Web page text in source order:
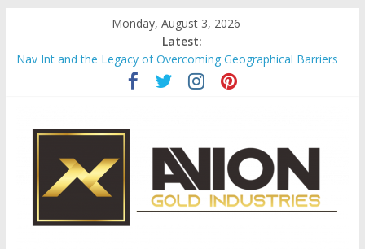
content
Monday, August 3, 2026
Latest:
Nav Int and the Legacy of Overcoming Geographical Barriers
Comprehensive Payroll Outsourcing Services in France
Startup And Changeover Checklists For Mills, Tumblers And
Evaluating Eligibility Before Applying for Credit Cards
Why Gold Remains a Cornerstone of Long-Term Wealth
Preservation